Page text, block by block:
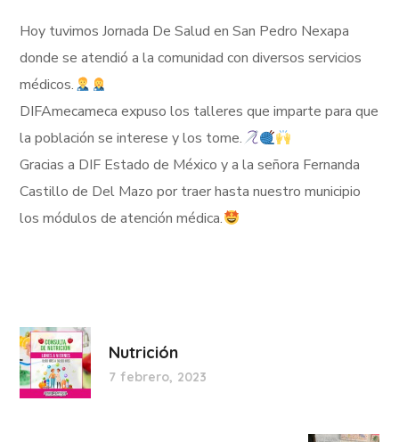
Hoy tuvimos Jornada De Salud en San Pedro Nexapa
donde se atendió a la comunidad con diversos servicios
médicos.
DIFAmecameca expuso los talleres que imparte para que
la población se interese y los tome.
Gracias a DIF Estado de México y a la señora Fernanda
Castillo de Del Mazo por traer hasta nuestro municipio
los módulos de atención médica.
Nutrición
7 febrero, 2023